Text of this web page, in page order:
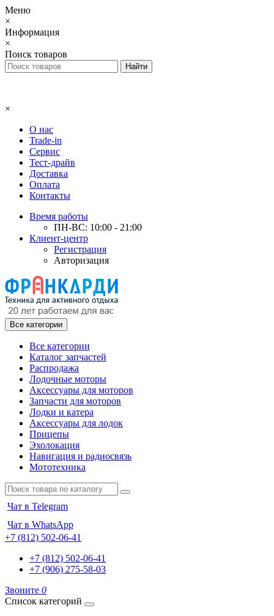
Меню
×
Информация
×
Поиск товаров
×
О нас
Trade-in
Сервис
Тест-драйв
Доставка
Оплата
Контакты
Время работы
ПН-ВС: 10:00 - 21:00
Клиент-центр
Регистрация
Авторизация
Все категории
Все категории
Каталог запчастей
Распродажа
Лодочные моторы
Аксессуары для моторов
Запчасти для моторов
Лодки и катера
Аксессуары для лодок
Прицепы
Эхолокация
Навигация и радиосвязь
Мототехника
Чат в Telegram
Чат в WhatsApp
+7 (812) 502-06-41
+7 (812) 502-06-41
+7 (906) 275-58-03
Звоните 0
Список категорий